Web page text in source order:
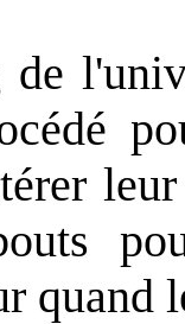
quand